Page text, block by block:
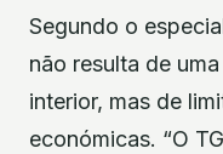
Segundo o
não resulta de
interior, mas de
económicas. “O